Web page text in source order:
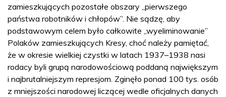
zamieszkujących pozostałe obszary „pierwszego
państwa robotników i chłopów”. Nie sądzę, aby
podstawowym celem było całkowite „wyeliminowanie”
Polaków zamieszkujących Kresy, choć należy pamiętać,
że w okresie wielkiej czystki w latach 1937–1938 nasi
rodacy byli grupą narodowościową poddaną największym
i najbrutalniejszym represjom. Zginęło ponad 100 tys. osób
z mniejszości narodowej liczącej wedle oficjalnych danych